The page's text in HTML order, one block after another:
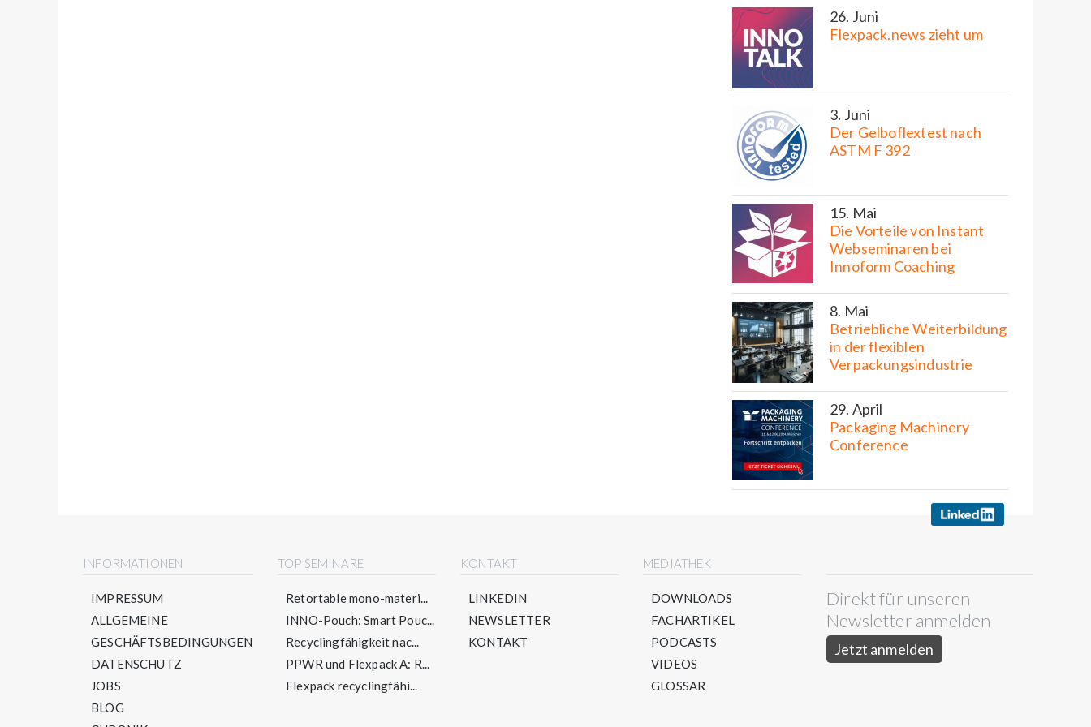
26. Juni
Flexpack.news zieht um
3. Juni
Der Gelboflextest nach
ASTM F 392
15. Mai
Die Vorteile von Instant
Webseminaren bei
Innoform Coaching
8. Mai
Betriebliche Weiterbildung
in der flexiblen
Verpackungsindustrie
29. April
Packaging Machinery
Conference
INFORMATIONEN
IMPRESSUM
ALLGEMEINE
GESCHÄFTSBEDINGUNGEN
DATENSCHUTZ
JOBS
BLOG
TOP SEMINARE
Retortable mono-materi...
INNO-Pouch: Smart Pouc...
Recyclingfähigkeit nac...
PPWR und Flexpack A: R...
Flexpack recyclingfähi...
KONTAKT
LINKEDIN
NEWSLETTER
KONTAKT
MEDIATHEK
DOWNLOADS
FACHARTIKEL
PODCASTS
VIDEOS
GLOSSAR
Direkt für unseren
Newsletter anmelden
Jetzt anmelden